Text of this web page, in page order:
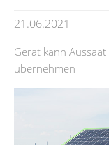
21.06.2021
Gerät kann
übernehmen